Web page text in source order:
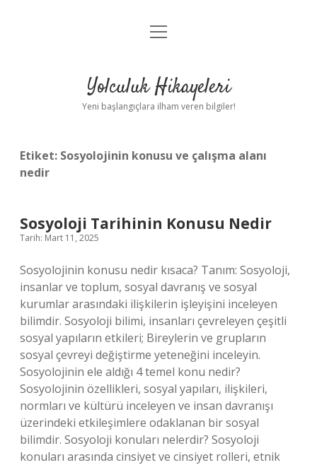
Anasayfa
Yasal Uyarı
menüyü
Yolculuk Hikayeleri
Yeni başlangıçlara ilham veren bilgiler!
Etiket: Sosyolojinin konusu ve çalışma alanı
nedir
Sosyoloji Tarihinin Konusu Nedir
Tarih: Mart 11, 2025
Sosyolojinin konusu nedir kısaca? Tanım: Sosyoloji,
insanlar ve toplum, sosyal davranış ve sosyal
kurumlar arasındaki ilişkilerin işleyişini inceleyen
bilimdir. Sosyoloji bilimi, insanları çevreleyen çeşitli
sosyal yapıların etkileri; Bireylerin ve grupların
sosyal çevreyi değiştirme yeteneğini inceleyin.
Sosyolojinin ele aldığı 4 temel konu nedir?
Sosyolojinin özellikleri, sosyal yapıları, ilişkileri,
normları ve kültürü inceleyen ve insan davranışı
üzerindeki etkileşimlere odaklanan bir sosyal
bilimdir. Sosyoloji konuları nelerdir? Sosyoloji
konuları arasında cinsiyet ve cinsiyet rolleri, etnik